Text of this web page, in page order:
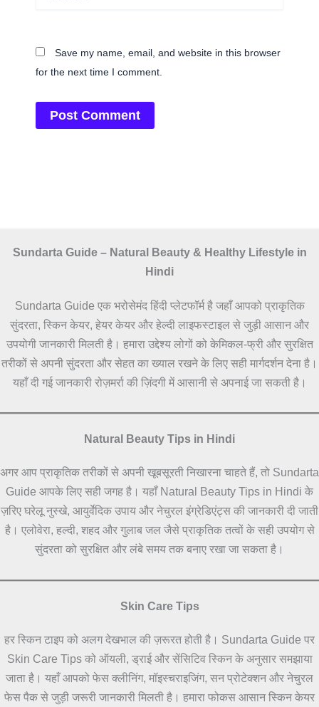
Save my name, email, and website in this browser
for the next time I comment.
Sundarta Guide – Natural Beauty & Healthy Lifestyle in
Hindi
Sundarta Guide एक भरोसेमंद हिंदी प्लेटफॉर्म है जहाँ आपको प्राकृतिक
सुंदरता, स्किन केयर, हेयर केयर और हेल्दी लाइफस्टाइल से जुड़ी आसान और
उपयोगी जानकारी मिलती है। हमारा उद्देश्य लोगों को केमिकल-फ्री और सुरक्षित
तरीकों से अपनी सुंदरता और सेहत का ख्याल रखने के लिए सही मार्गदर्शन देना है।
यहाँ दी गई जानकारी रोज़मर्रा की ज़िंदगी में आसानी से अपनाई जा सकती है।
Natural Beauty Tips in Hindi
अगर आप प्राकृतिक तरीकों से अपनी खूबसूरती निखारना चाहते हैं, तो Sundarta
Guide आपके लिए सही जगह है। यहाँ Natural Beauty Tips in Hindi के
ज़रिए घरेलू नुस्खे, आयुर्वेदिक उपाय और नेचुरल इंग्रेडिएंट्स की जानकारी दी जाती
है। एलोवेरा, हल्दी, शहद और गुलाब जल जैसे प्राकृतिक तत्वों के सही उपयोग से
सुंदरता को सुरक्षित और लंबे समय तक बनाए रखा जा सकता है।
Skin Care Tips
हर स्किन टाइप को अलग देखभाल की ज़रूरत होती है। Sundarta Guide पर
Skin Care Tips को ऑयली, ड्राई और सेंसिटिव स्किन के अनुसार समझाया
जाता है। यहाँ आपको फेस क्लीनिंग, मॉइस्चराइजिंग, सन प्रोटेक्शन और नेचुरल
फेस पैक से जुड़ी जरूरी जानकारी मिलती है। हमारा फोकस आसान स्किन केयर